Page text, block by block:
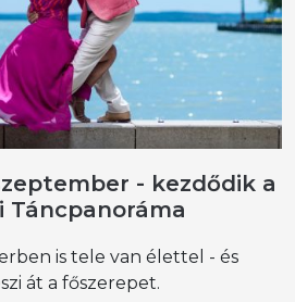
- kezdődik a
Táncpanoráma
is tele van élettel - és
át a főszerepet.